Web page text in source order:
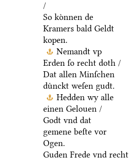
/
So koͤnnen de
Kramers bald Geldt
kopen.
Nemandt vp
Erden ſo recht doth /
Dat allen Minſchen
duͤnckt weſen gudt.
Hedden wy alle
einen Gelouen /
Godt vnd dat
gemene beſte vor
Ogen.
Guden Frede vnd recht